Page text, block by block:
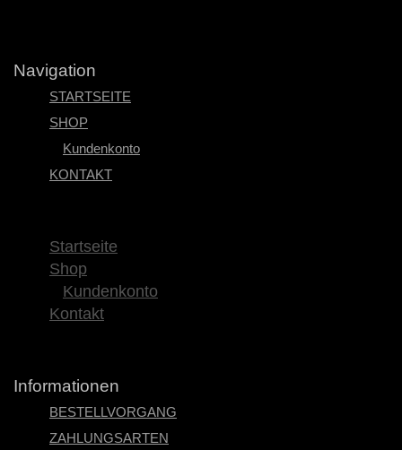
Navigation
STARTSEITE
SHOP
Kundenkonto
KONTAKT
Startseite
Shop
Kundenkonto
Kontakt
Informationen
BESTELLVORGANG
ZAHLUNGSARTEN